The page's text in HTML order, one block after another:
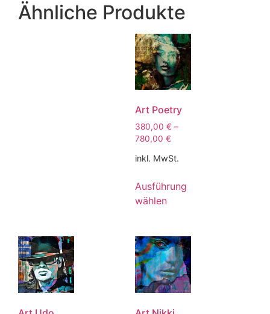
Ähnliche Produkte
Art Poetry
380,00 € –
780,00 €
inkl. MwSt.
Ausführung
wählen